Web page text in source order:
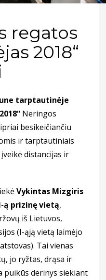
regatos
2018“
tarptautinėje
Neringos
besikeičiančiu
ir tarptautiniais
distancijas ir
Vykintas Mizgiris
ą prizinę vietą,
iš Lietuvos,
(I-ąją vietą laimėjo
Tai vienas
jo ryžtas, drąsa ir
derinys siekiant